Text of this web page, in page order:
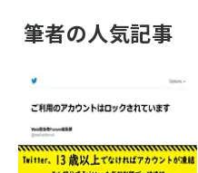
筆者の人気記事